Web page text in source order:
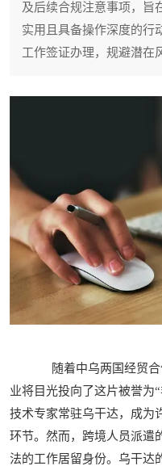
及后续合规注意事项，旨
实用且具备操作深度的行
工作签证办理，规避潜在
随着中乌两国经贸合
业将目光投向了这片被誉为
技术专家常驻乌干达，成为
环节。然而，跨境人员派遣
法的工作居留身份。乌干达